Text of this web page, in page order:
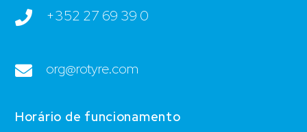
+352 27 69 39 0
org@rotyre.com
Horário de funcionamento